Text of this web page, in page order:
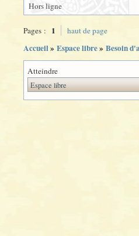
Hors ligne
Pages : 1 haut de page
Accueil» Espace libre» Besoin
Atteindre